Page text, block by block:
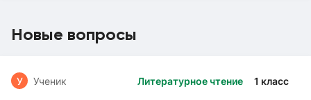
Новые вопросы
Литературное чтение 1 класс
У Ученик